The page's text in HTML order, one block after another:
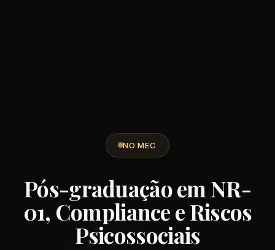
NO MEC
Pós-graduação em NR-
01, Compliance e Riscos
Psicossociais